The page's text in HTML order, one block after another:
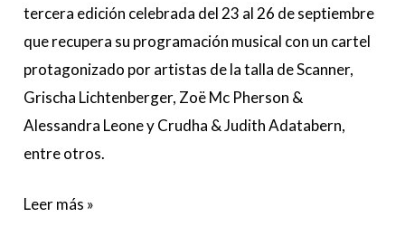
tercera edición celebrada del 23 al 26 de septiembre
que recupera su programación musical con un cartel
protagonizado por artistas de la talla de Scanner,
Grischa Lichtenberger, Zoë Mc Pherson &
Alessandra Leone y Crudha & Judith Adatabern,
entre otros.
Leer más »